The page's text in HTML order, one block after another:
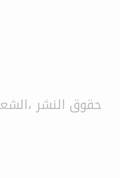
حقوق النشر